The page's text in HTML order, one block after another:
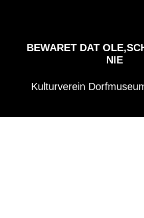
BEWARET DAT
NIE
Kulturverein